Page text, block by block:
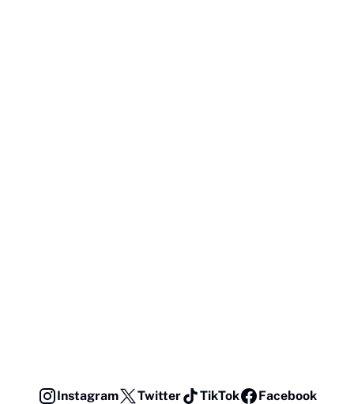
Instagram Twitter TikTok
Facebook